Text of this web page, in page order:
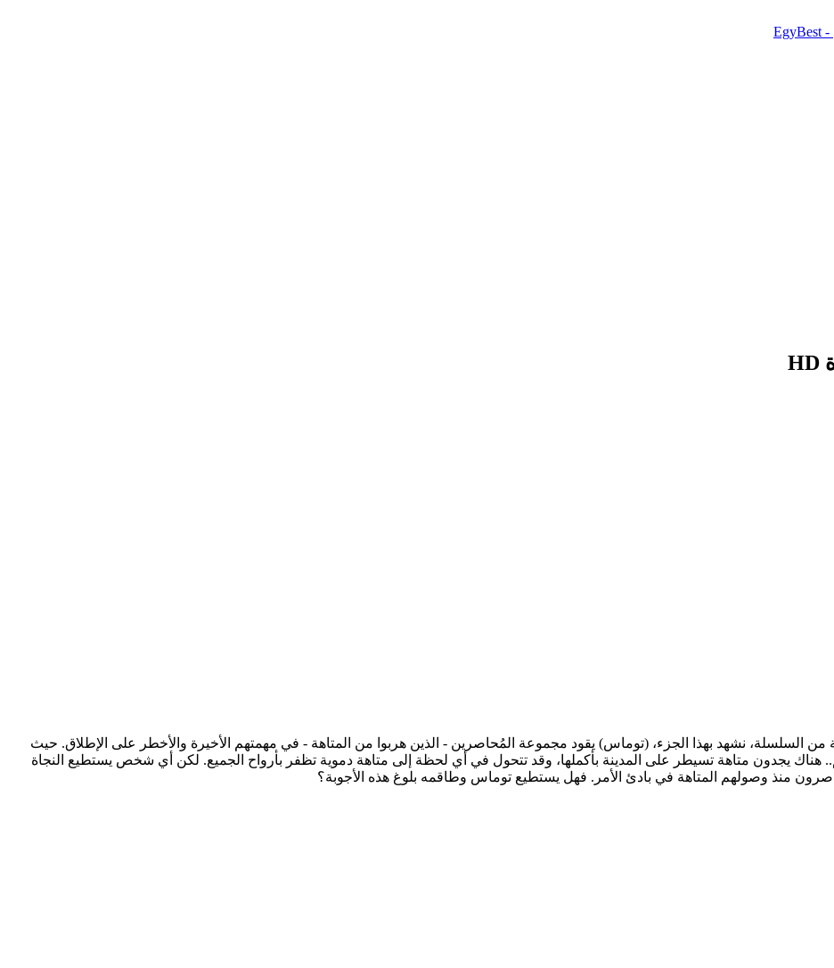
من السلسلة، نشهد بهذا الجزء، (توماس) يقود مجموعة المُحاصرين - الذين هربوا من المتاهة - في مهمتهم الأخيرة والأخطر على الإطلاق. حيث
هناك يجدون متاهة تسيطر على المدينة بأكملها، وقد تتحول في أي لحظة إلى متاهة دموية تظفر بأرواح الجميع. لكن أي شخص يستطيع النجاة
منذ وصولهم المتاهة في بادئ الأمر. فهل يستطيع توماس وطاقمه بلوغ هذه الأجوبة؟